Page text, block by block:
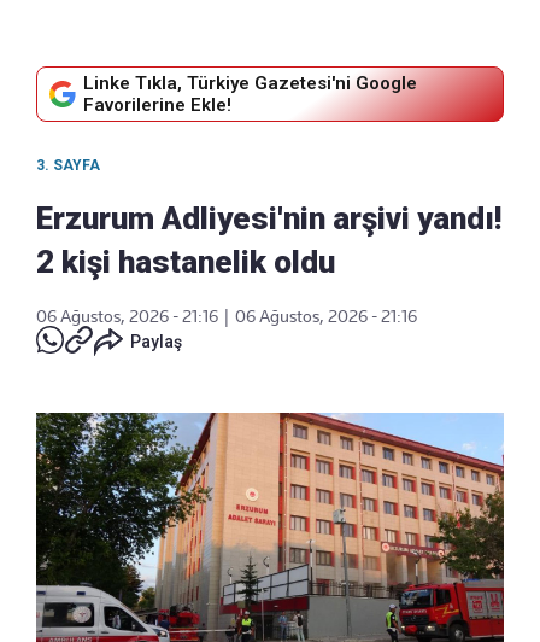
Linke Tıkla, Türkiye Gazetesi'ni Google
Favorilerine Ekle!
3. SAYFA
Erzurum Adliyesi'nin arşivi yandı!
2 kişi hastanelik oldu
06 Ağustos, 2026 - 21:16
06 Ağustos, 2026 - 21:16
Paylaş